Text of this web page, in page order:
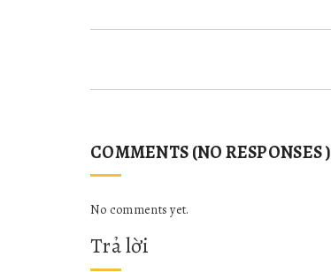
COMMENTS (NO RESPONSES )
No comments yet.
Trả lời